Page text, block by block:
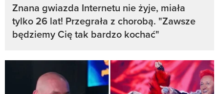
Znana gwiazda Internetu nie żyje, miała
tylko 26 lat! Przegrała z chorobą. "Zawsze
będziemy Cię tak bardzo kochać"